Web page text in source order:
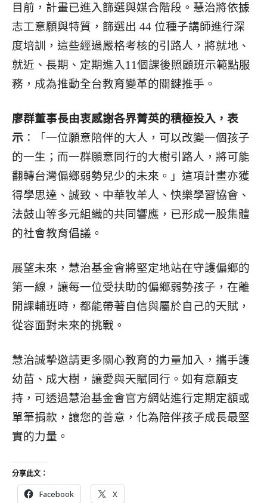
目前，計畫已進入篩選與媒合階段。慧治將依據
志工意願與特質，篩選出 44 位種子講師進行深
度培訓，這些經過嚴格考核的引路人，將就地、
就近、長期、定期進入11個課後照顧班示範點服
務，成為推動全台教育變革的關鍵推手。
廖群董事長由衷感謝各界菁英的積極投入，表
示 ：「一位願意陪伴的大人，可以改變一個孩子
的一生；而一群願意同行的大樹引路人，將可能
翻轉台灣偏鄉弱勢兒少的未來。」這項計畫亦獲
得學思達、誠致、中華牧羊人、快樂學習協會、
法鼓山等多元組織的共同響應，已形成一股集體
的社會教育倡議。
展望未來，慧治基金會將堅定地站在守護偏鄉的
第一線，讓每一位受扶助的偏鄉弱勢孩子，在離
開課輔班時，都能帶著自信與屬於自己的天賦，
從容面對未來的挑戰。
慧治誠摯邀請更多關心教育的力量加入，攜手護
幼苗、成大樹，讓愛與天賦同行。如有意願支
持，可透過慧治基金會官方網站進行定期定額或
單筆捐款，讓您的善意，化為陪伴孩子成長最堅
實的力量。
分享此文：
Facebook X